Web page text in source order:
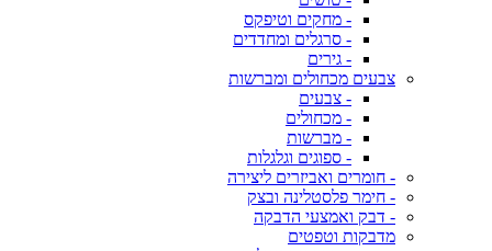
- מחקים וטיפקס
- סרגלים ומחדדים
- גירים
צבעים מכחולים ומברשות
- צבעים
- מכחולים
- מברשות
- ספוגים וגלגלות
- חומרים ואביזרים ליצירה
- חימר פלסטלינה ובצק
- דבק ואמצעי הדבקה
מדבקות וטפטים